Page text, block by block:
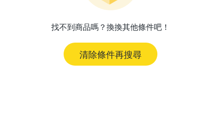
找不到商品嗎？換換其他條件吧！
清除條件再搜尋